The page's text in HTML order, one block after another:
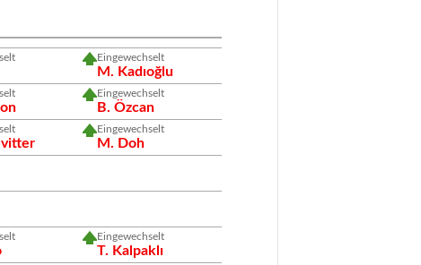
Eingewechselt
M. Kadıoğlu
Eingewechselt
B. Özcan
Eingewechselt
M. Doh
Eingewechselt
T. Kalpaklı